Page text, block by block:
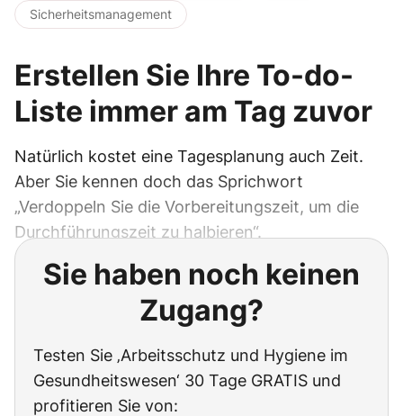
Sicherheitsmanagement
Erstellen Sie Ihre To-do-
Liste immer am Tag zuvor
Natürlich kostet eine Tagesplanung auch Zeit.
Aber Sie kennen doch das Sprichwort
„Verdoppeln Sie die Vorbereitungszeit, um die
Durchführungszeit zu halbieren“.
Sie haben noch keinen
Zugang?
Testen Sie ‚Arbeitsschutz und Hygiene im
Gesundheitswesen‘ 30 Tage GRATIS und
profitieren Sie von: